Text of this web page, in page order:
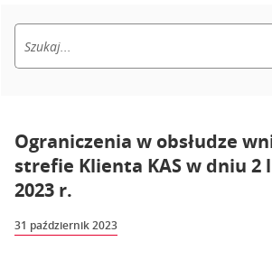
Ograniczenia w obsłudze
strefie Klienta KAS w dniu 2
2023 r.
31 październik 2023